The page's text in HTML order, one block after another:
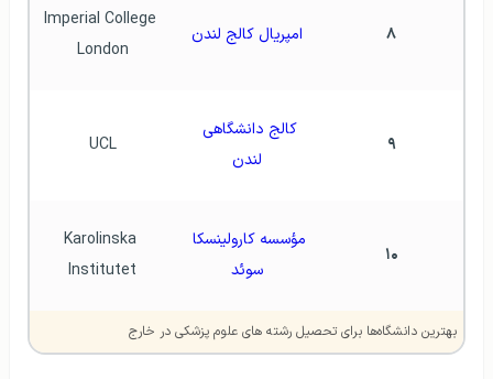
۸ امپریال کالج لندن
Imperial College
London
۹
لندن
UCL
۱۰
سوئد
Karolinska
Institutet
بهترین دانشگاه‌ها برای تحصیل رشته های علوم پزشکی در خارج